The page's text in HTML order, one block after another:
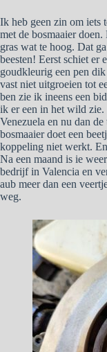
Ik heb geen zin om iets
met de bosmaaier
gras wat te hoog. Dat
beesten! Eerst schiet er
goudkleurig een pen
vast niet uitgroeien tot
ben zie ik ineens een
ik er een in het wild zie.
Venezuela en nu dan
bosmaaier doet een
koppeling niet werkt.
Na een maand is ie
bedrijf in Valencia en
aub meer dan een
weg.